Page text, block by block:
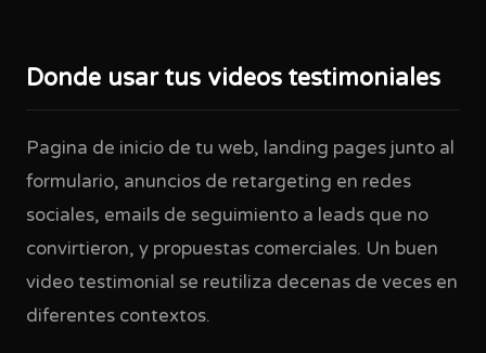
Donde usar tus videos testimoniales
Pagina de inicio de tu web, landing pages junto al
formulario, anuncios de retargeting en redes
sociales, emails de seguimiento a leads que no
convirtieron, y propuestas comerciales. Un buen
video testimonial se reutiliza decenas de veces en
diferentes contextos.